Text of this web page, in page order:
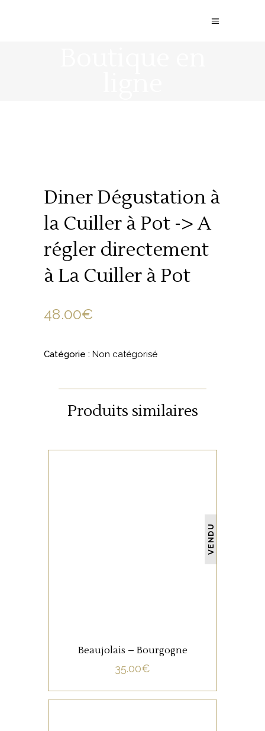
Diner Dégustation à
la Cuiller à Pot -> A
régler directement
à La Cuiller à Pot
48.00€
Catégorie : Non catégorisé
Produits similaires
VENDU
Beaujolais – Bourgogne
35.00€